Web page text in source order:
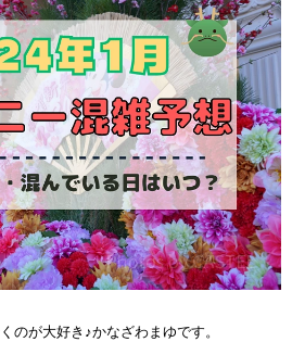
のが大好き♪かなざわまゆです。